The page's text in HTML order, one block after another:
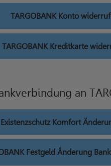
TARGOBANK Konto
TARGOBANK Kreditkarte
an
Existenzschutz Komfort
Festgeld Änderung